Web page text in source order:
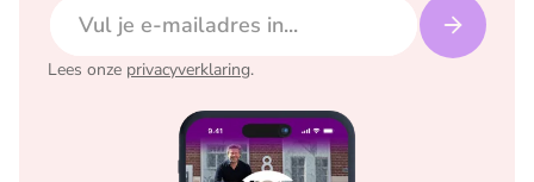
Lees onze privacyverklaring.